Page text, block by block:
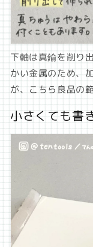
下軸は真鍮を削り
かい金属のため、
が、こちら良品の
小さくても書